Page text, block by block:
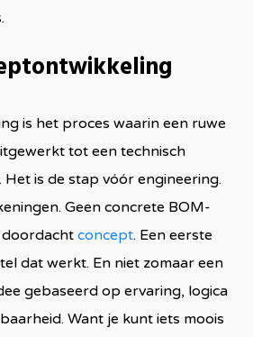
is het proces waarin een ruwe
tot een technisch
is de stap vóór engineering.
Geen concrete BOM-
doordacht concept. Een eerste
dat werkt. En niet zomaar een
gebaseerd op ervaring, logica
Want je kunt iets moois